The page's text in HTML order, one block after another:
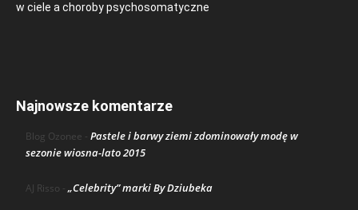
w ciele a choroby psychosomatyczne
Najnowsze komentarze
Blog Ozonee - Pastele i barwy ziemi zdominowały modę w
sezonie wiosna-lato 2015
AJ Risso -„Celebrity” marki By Dziubeka